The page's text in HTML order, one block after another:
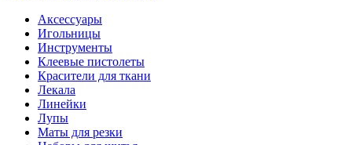
Аксессуары
Игольницы
Инструменты
Клеевые пистолеты
Красители для ткани
Лекала
Линейки
Лупы
Маты для резки